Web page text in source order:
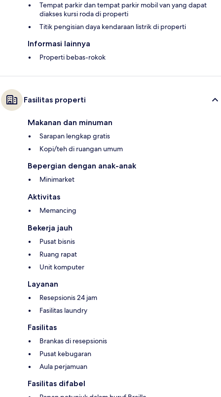
Tempat parkir dan tempat parkir mobil van yang dapat
diakses kursi roda di properti
Titik pengisian daya kendaraan listrik di properti
Informasi lainnya
Properti bebas-rokok
Fasilitas properti
Makanan dan minuman
Sarapan lengkap gratis
Kopi/teh di ruangan umum
Bepergian dengan anak-anak
Minimarket
Aktivitas
Memancing
Bekerja jauh
Pusat bisnis
Ruang rapat
Unit komputer
Layanan
Resepsionis 24 jam
Fasilitas laundry
Fasilitas
Brankas di resepsionis
Pusat kebugaran
Aula perjamuan
Fasilitas difabel